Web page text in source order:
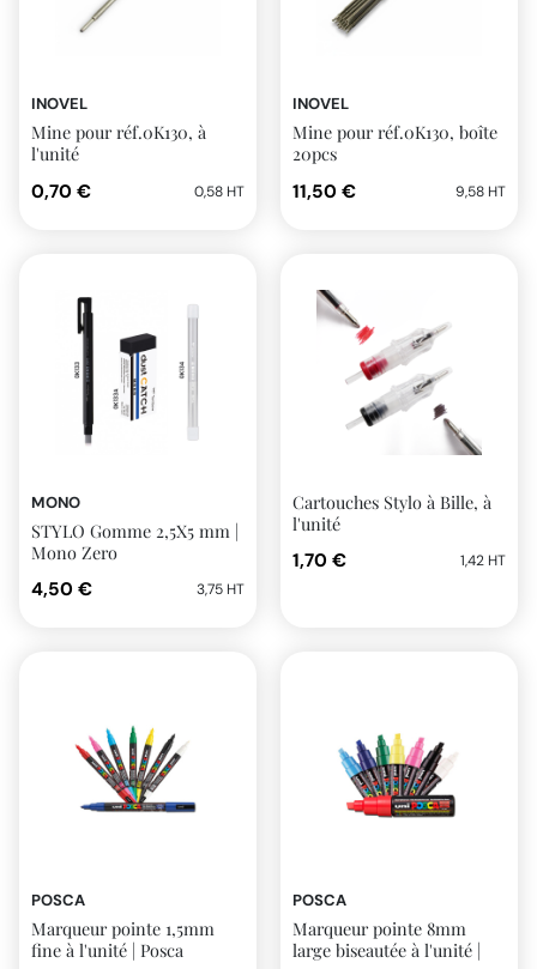
INOVEL
Mine pour réf.0K130, à
l'unité
0,70 €
0,58 HT
INOVEL
Mine pour réf.0K130, boîte
20pcs
11,50 €
9,58 HT
MONO
STYLO Gomme 2,5X5 mm |
Mono Zero
4,50 €
3,75 HT
Cartouches Stylo à Bille, à
l'unité
1,70 €
1,42 HT
POSCA
Marqueur pointe 1,5mm
fine à l'unité | Posca
POSCA
Marqueur pointe 8mm
large biseautée à l'unité |